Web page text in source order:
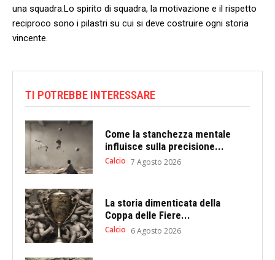
una squadra.Lo spirito ⁣di squadra, ⁤la⁢ motivazione e il rispetto
reciproco sono i pilastri su cui si deve costruire ⁤ogni storia⁢
vincente.
TI POTREBBE INTERESSARE
Come la stanchezza mentale
influisce sulla precisione...
Calcio 7 Agosto 2026
La storia dimenticata della
Coppa delle Fiere...
Calcio 6 Agosto 2026